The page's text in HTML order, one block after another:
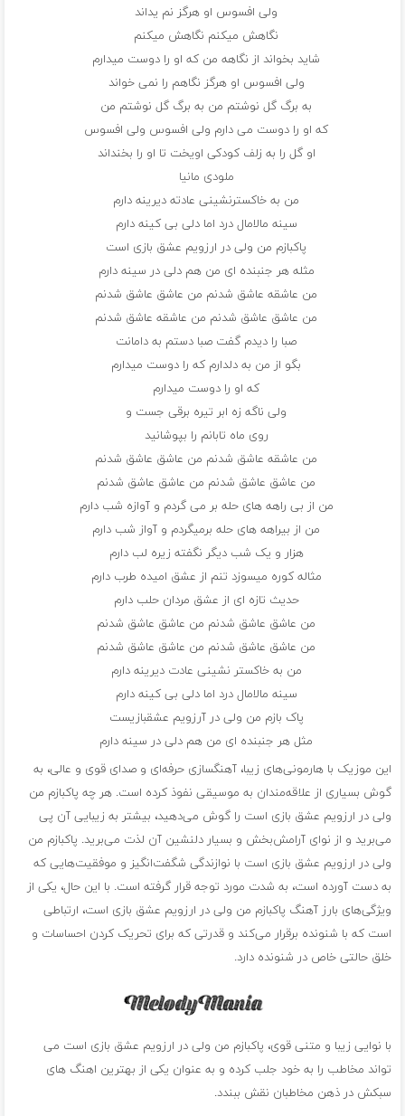
ولی افسوس او هرگز نم یداند
نگاهش میکنم نگاهش میکنم
شاید بخواند از نگاهه من که او را دوست میدارم
ولی افسوس او هرگز نگاهم را نمی خواند
به برگ گل نوشتم من به برگ گل نوشتم من
که او را دوست می دارم ولی افسوس ولی افسوس
او گل را به زلف کودکی اویخت تا او را بخنداند
ملودی مانیا
من به خاکسترنشینی عادته دیرینه دارم
سینه مالامال درد اما دلی بی کینه دارم
پاکبازم من ولی در ارزویم عشق بازی است
مثله هر جنبنده ای من هم دلی در سینه دارم
من عاشقه عاشق شدنم من عاشق عاشق شدنم
من عاشق عاشق شدنم من عاشقه عاشق شدنم
صبا را دیدم گفت صبا دستم به دامانت
بگو از من به دلدارم که را دوست میدارم
که او را دوست میدارم
ولی ناگه زه ابر تیره برقی جست و
روی ماه تابانم را بپوشانید
من عاشقه عاشق شدنم من عاشق عاشق شدنم
من عاشق عاشق شدنم من عاشق عاشق شدنم
من از بی راهه های حله بر می گردم و آوازه شب دارم
من از بیراهه های حله برمیگردم و آواز شب دارم
هزار و یک شب دیگر نگفته زیره لب دارم
مثاله کوره میسوزد تنم از عشق امیده طرب دارم
حدیث تازه ای از عشق مردان حلب دارم
من عاشق عاشق شدنم من عاشق عاشق شدنم
من عاشق عاشق شدنم من عاشق عاشق شدنم
من به خاکستر نشینی عادت دیرینه دارم
سینه مالامال درد اما دلی بی کینه دارم
پاک بازم من ولی در آرزویم عشقبازیست
مثل هر جنبنده ای من هم دلی در سینه دارم
این موزیک با هارمونی‌های زیبا، آهنگسازی حرفه‌ای و صدای قوی و عالی، به
گوش بسیاری از علاقه‌مندان به موسیقی نفوذ کرده است. هر چه پاکبازم من
ولی در ارزویم عشق بازی است را گوش می‌دهید، بیشتر به زیبایی آن پی
می‌برید و از نوای آرامش‌بخش و بسیار دلنشین آن لذت می‌برید. پاکبازم من
ولی در ارزویم عشق بازی است با نوازندگی شگفت‌انگیز و موفقیت‌هایی که
به دست آورده است، به شدت مورد توجه قرار گرفته است. با این حال، یکی از
ویژگی‌های بارز آهنگ پاکبازم من ولی در ارزویم عشق بازی است، ارتباطی
است که با شنونده برقرار می‌کند و قدرتی که برای تحریک کردن احساسات و
خلق حالتی خاص در شنونده دارد.
با نوایی زیبا و متنی قوی، پاکبازم من ولی در ارزویم عشق بازی است می
تواند مخاطب را به خود جلب کرده و به عنوان یکی از بهترین اهنگ های
سبکش در ذهن مخاطبان نقش ببندد.